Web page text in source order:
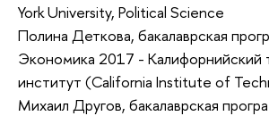
York University, Political Science
Полина Деткова, бакалаврская
Экономика 2017 - Калифорнийский
институт (California Institute of
Михаил Другов, бакалаврская